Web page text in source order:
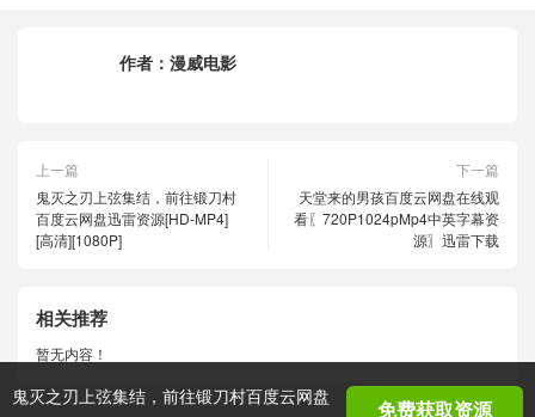
鬼灭之刃上弦集结，前往锻刀村百度云网盘
免费获取资源
作者： 漫威电影
上一篇
鬼灭之刃上弦集结，前往锻刀村
百度云网盘迅雷资源[HD-MP4]
[高清][1080P]
下一篇
天堂来的男孩百度云网盘在线观
看〖720P1024pMp4中英字幕资
源〗迅雷下载
相关推荐
暂无内容！